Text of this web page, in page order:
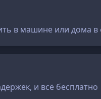
в машине или дома
и всё бесплатно